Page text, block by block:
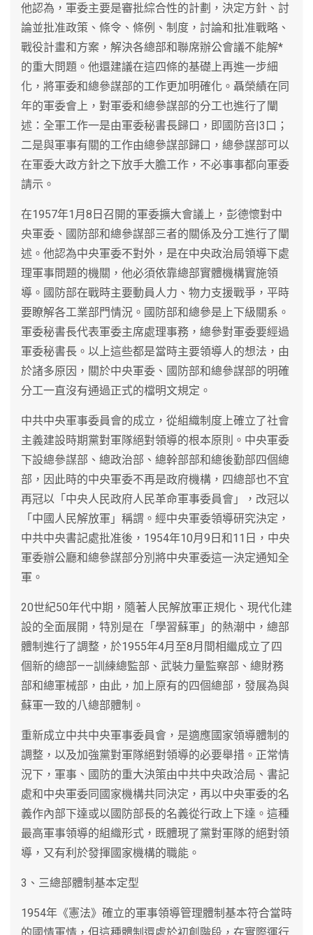
他認為，軍委主要是審批綜合性的計劃，決定方針、討
論並批准政策、條令、條例、制度，討論和批准戰略、
戰役計畫和方案，解決各總部和聯席辦公會議不能解*
的重大問題。他還建議在這四條的基礎上再進一步細
化，將軍委和總參謀部的工作更加明確化。聶榮績在同
年的軍委會上，對軍委和總參謀部的分工也進行了闡
述：全軍工作一是由軍委秘書長歸口，即國防咅|3口；
二是與軍事有關的工作由總參謀部歸口，總參謀部可以
在軍委大政方針之下放手大膽工作，不必事事都向軍委
請示。
在1957年1月8日召開的軍委擴大會議上，彭德懷對中
央軍委、國防部和總參謀部三者的關係及分工進行了闡
述。他認為中央軍委不對外，是在中央政治局領導下處
理軍事問題的機關，他必須依靠總部實體機構實施領
導。國防部在戰時主要動員人力、物力支援戰爭，平時
要瞭解各工業部門情況。國防部和總參是上下級關系。
軍委秘書長代表軍委主席處理事務，總參對軍委要經過
軍委秘書長。以上這些都是當時主要領導人的想法，由
於諸多原因，關於中央軍委、國防部和總參謀部的明確
分工一直沒有通過正式的檔明文規定。
中共中央軍事委員會的成立，從組織制度上確立了社會
主義建設時期黨對軍隊絕對領導的根本原則。中央軍委
下設總參謀部、總政治部、總幹部部和總後勤部四個總
部，因此時的中央軍委不再是政府機構，四總部也不宜
再冠以「中央人民政府人民革命軍事委員會」，改冠以
「中國人民解放軍」稱謂。經中央軍委領導研究決定，
中共中央書記處批准後，1954年10月9日和11日，中央
軍委辦公廳和總參謀部分別將中央軍委這一決定通知全
軍。
20世紀50年代中期，隨著人民解放軍正規化、現代化建
設的全面展開，特別是在「學習蘇軍」的熱潮中，總部
體制進行了調整，於1955年4月至8月間相繼成立了四
個新的總部——訓練總監部、武裝力量監察部、總財務
部和總軍械部，由此，加上原有的四個總部，發展為與
蘇軍一致的八總部體制。
重新成立中共中央軍事委員會，是適應國家領導體制的
調整，以及加強黨對軍隊絕對領導的必要舉措。正常情
況下，軍事、國防的重大決策由中共中央政洽局、書記
處和中央軍委同國家機構共同決定，再以中央軍委的名
義作內部下達或以國防部長的名義從行政上下達。這種
最高軍事領導的組織形式，既體現了黨對軍隊的絕對領
導，又有利於發揮國家機構的職能。
3、三總部體制基本定型
1954年《憲法》確立的軍事領導管理體制基本符合當時